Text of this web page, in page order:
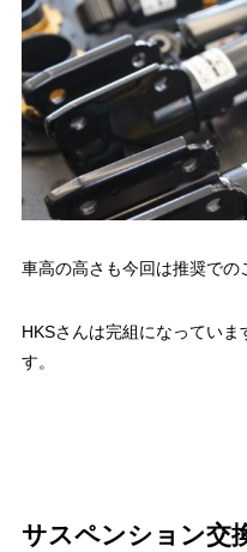
車高の高さも今回は推奨での
HKSさんは完組になってい
す。
サスペンション交